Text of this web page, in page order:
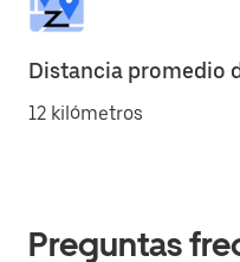
Distancia promedio
12 kilómetros
Preguntas